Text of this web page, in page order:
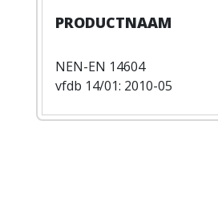
NEN-EN 14604
vfdb 14/01: 2010-05